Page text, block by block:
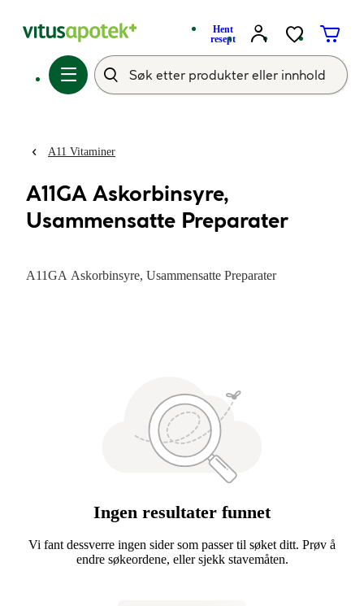
Hent
resept
A11 Vitaminer
A11GA Askorbinsyre,
Usammensatte Preparater
A11GA Askorbinsyre, Usammensatte Preparater
Ingen resultater funnet
Vi fant dessverre ingen sider som passer til søket ditt. Prøv å
endre søkeordene, eller sjekk stavemåten.